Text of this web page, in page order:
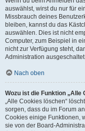
auswählst, wirst du nur für
Missbrauch deines
bleiben, kannst du das
auswählen. Dies ist nicht
Computer, zum Beispiel in
nicht zur Verfügung steht,
Administration
Nach oben
Wozu ist die Funktion „Alle
„Alle Cookies löschen“
sorgen, dass du im Forum
Cookies einige Funktionen,
sie von der Board-